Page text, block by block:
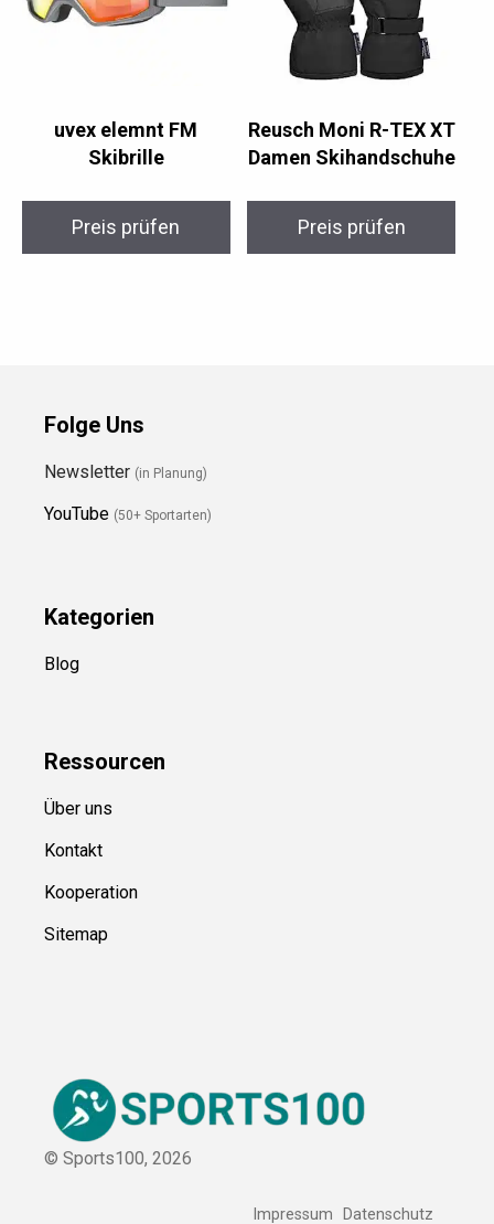
uvex elemnt FM
Skibrille
Preis prüfen
Reusch Moni R-TEX XT
Damen Skihandschuhe
Preis prüfen
Folge Uns
Newsletter (in Planung)
YouTube (50+ Sportarten)
Kategorien
Blog
Ressourcen
Über uns
Kontakt
Kooperation
Sitemap
© Sports100, 2026
Impressum Datenschutz